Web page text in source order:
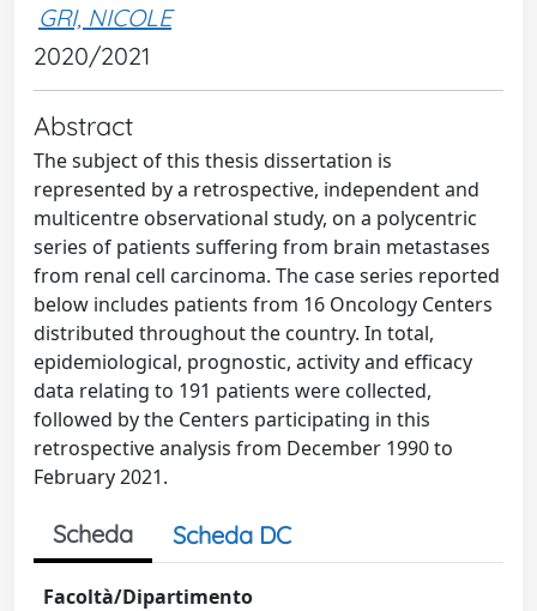
GRI, NICOLE
2020/2021
Abstract
The subject of this thesis dissertation is
represented by a retrospective, independent and
multicentre observational study, on a polycentric
series of patients suffering from brain metastases
from renal cell carcinoma. The case series reported
below includes patients from 16 Oncology Centers
distributed throughout the country. In total,
epidemiological, prognostic, activity and efficacy
data relating to 191 patients were collected,
followed by the Centers participating in this
retrospective analysis from December 1990 to
February 2021.
Scheda Scheda DC
Facoltà/Dipartimento